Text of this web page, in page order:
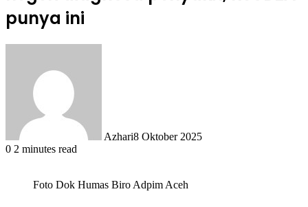
punya ini
Azhari8 Oktober 2025
0 2 minutes read
Foto Dok Humas Biro Adpim Aceh